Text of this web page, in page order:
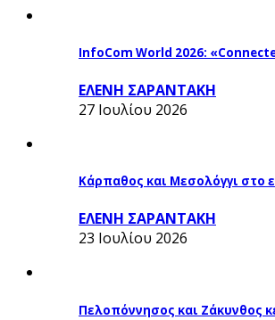
InfoCom World 2026:
ΕΛΕΝΗ ΣΑΡΑΝΤΑΚΗ
27 Ιουλίου 2026
Κάρπαθος και Μεσολόγγι στο
ΕΛΕΝΗ ΣΑΡΑΝΤΑΚΗ
23 Ιουλίου 2026
Πελοπόννησος και Ζάκυνθος